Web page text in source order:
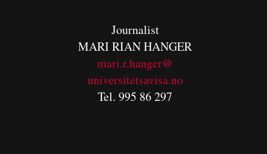
Journalist
MARI RIAN HANGER
mari.r.hanger@
universitetsavisa.no
Tel. 995 86 297